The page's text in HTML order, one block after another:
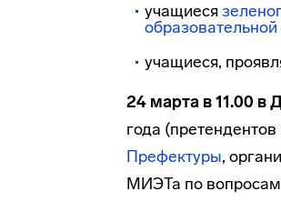
учащиеся
образовательной
учащиеся,
24 марта в 11.00 в
года
Префектуры,
МИЭТа по вопросам